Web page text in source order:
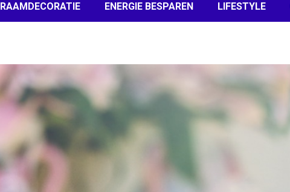
RAAMDECORATIE ENERGIE BESPAREN LIFESTYLE